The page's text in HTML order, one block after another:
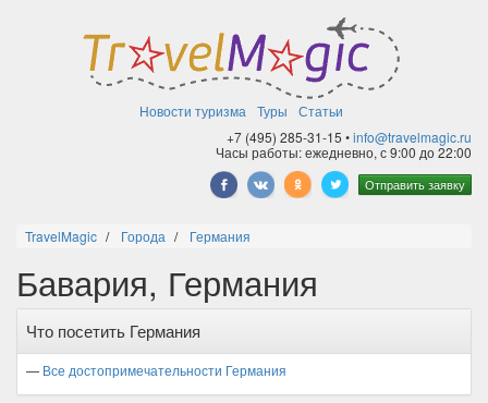
Новости туризма Туры
Статьи
+7 (495) 285-31-15 •info@travelmagic.ru
Часы работы: ежедневно, с 9:00 до 22:00
Отправить заявку
TravelMagic Города Германия
Бавария, Германия
Что посетить Германия
— Все достопримечательности Германия